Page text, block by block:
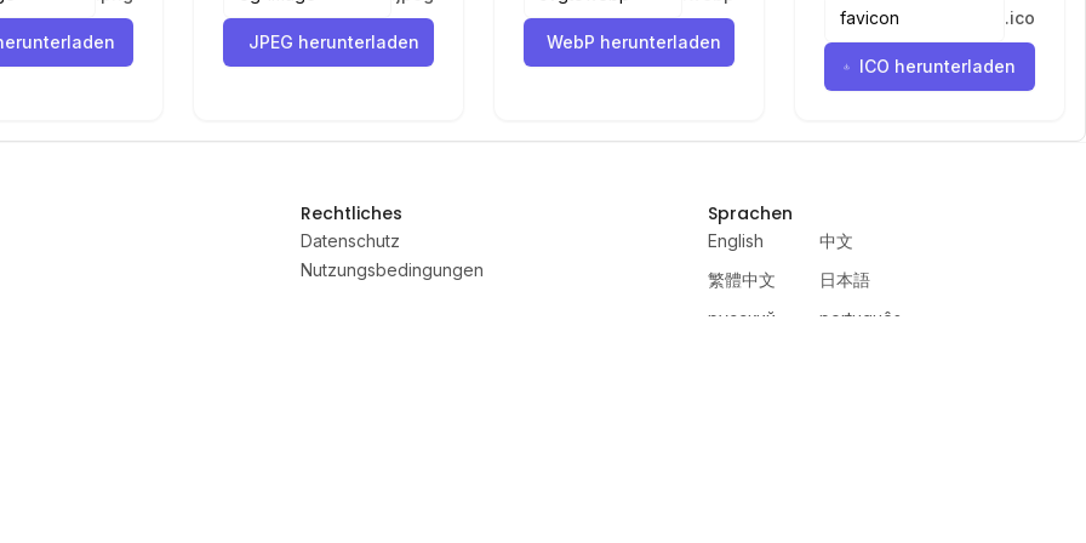
158 -129 17 9 62 56 102 106 39 50 86 100
106 64 263 -35
385 -386 40
161 -17 121 1 201 15 278 49 75 34 81 32 81
-37 -153
-87 -205 -98 -334 -43 -490 24 -67 26 -84 21
JPEG herunterladen WebP herunterladen
.ico
ICO herunterladen
Rechtliches
Datenschutz
Nutzungsbedingungen
Sprachen
English
中文
繁體中文
日本語
русский
português